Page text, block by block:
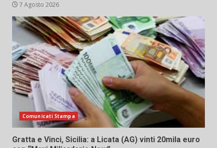
7 Agosto 2026
Comunicati Stampa
Gratta e Vinci, Sicilia: a Licata (AG) vinti 20mila euro